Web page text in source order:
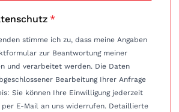
*
stimme ich zu, dass meine Angaben
zur Beantwortung meiner
und verarbeitet werden. Die Daten
Bearbeitung Ihrer Anfrage
E-Mail an uns widerrufen. Detaillierte